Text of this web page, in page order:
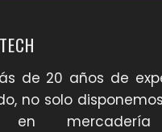
de 20 años de
no solo
en